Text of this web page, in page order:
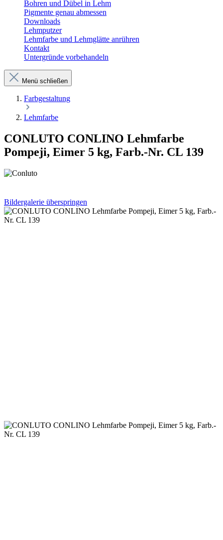
Bohren und Dübel in Lehm​
Pigmente genau abmessen
Downloads
Lehmputzer
Lehmfarbe und Lehmglätte anrühren
Kontakt
Untergründe vorbehandeln
Menü schließen
Farbgestaltung
Lehmfarbe
CONLUTO CONLINO Lehmfarbe
Pompeji, Eimer 5 kg, Farb.-Nr. CL 139
Bildergalerie überspringen